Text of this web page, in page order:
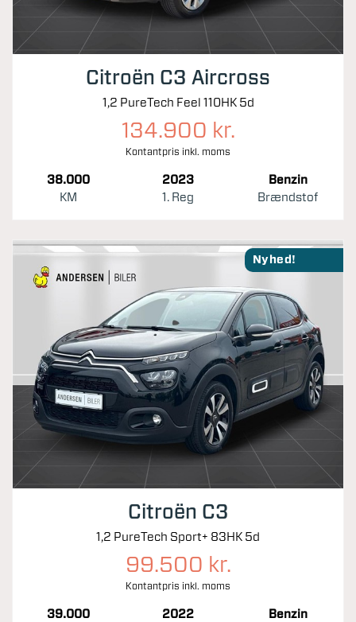
Citroën C3 Aircross
1,2 PureTech Feel 110HK 5d
134.900 kr.
Kontantpris inkl. moms
38.000
KM
2023
1. Reg
Benzin
Brændstof
Nyhed!
Citroën C3
1,2 PureTech Sport+ 83HK 5d
99.500 kr.
Kontantpris inkl. moms
39.000
2022
Benzin